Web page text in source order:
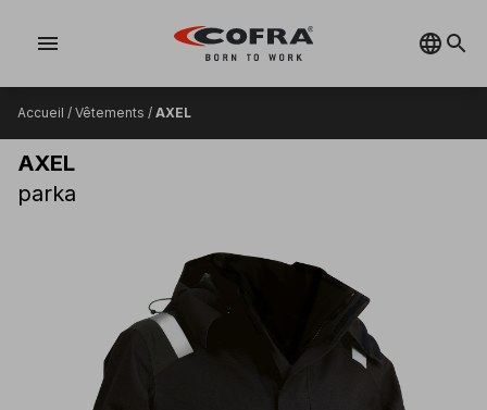
menu
Accueil / Vêtements / AXEL
AXEL
parka